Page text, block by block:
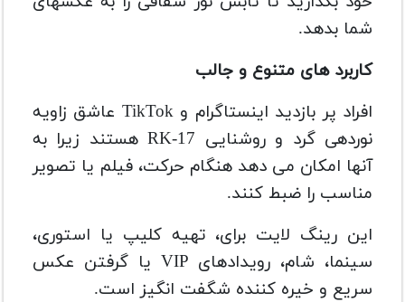
شما بدهد.
کاربرد های متنوع و جالب
افراد پر بازدید اینستاگرام و TikTok عاشق زاویه
نوردهی گرد و روشنایی RK-17
هستند زیرا به
آنها امکان می دهد هنگام حرکت، فیلم یا تصویر
مناسب را ضبط کنند.
این رینگ لایت برای، تهیه کلیپ یا استوری،
سینما، شام، رویدادهای VIP یا گرفتن عکس
سریع و خیره کننده شگفت انگیز است.